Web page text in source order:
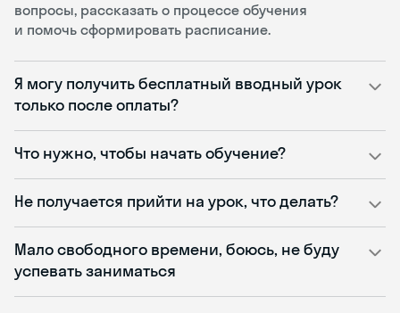
вопросы, рассказать о процессе обучения
и помочь сформировать расписание.
Я могу получить бесплатный вводный урок
только после оплаты?
Что нужно, чтобы начать обучение?
Не получается прийти на урок, что делать?
Мало свободного времени, боюсь, не буду
успевать заниматься